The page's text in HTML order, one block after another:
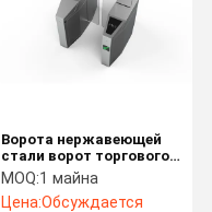
Ворота нержавеющей
стали ворот торгового
центра супермаркета
высоты Анти--подъема
1400mm пешеходные
MOQ:1 майна
Цена:Обсуждается